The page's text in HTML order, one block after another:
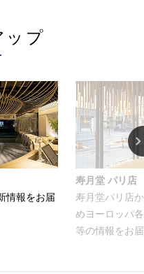
ップ
情報をお届
寿月堂 パリ店
寿月堂パリ店
めヨーロッパ
等の情報をお